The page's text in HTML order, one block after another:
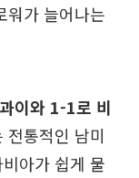
워가 늘어나는
이와 1-1로 비
전통적인 남미
아가 쉽게 물